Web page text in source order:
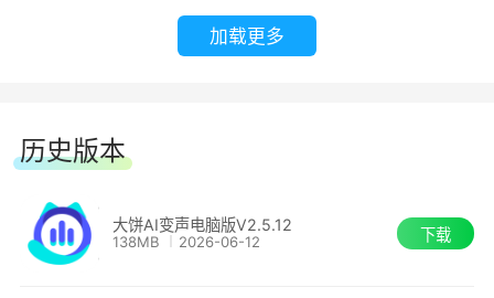
加载更多
历史版本
大饼AI变声电脑版V2.5.12
138MB 2026-06-12 下载